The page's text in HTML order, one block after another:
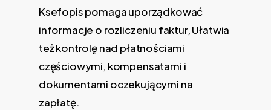
Ksefopis pomaga uporządkować
informacje o rozliczeniu faktur, Ułatwia
też kontrolę nad płatnościami
częściowymi, kompensatami i
dokumentami oczekującymi na
zapłatę.